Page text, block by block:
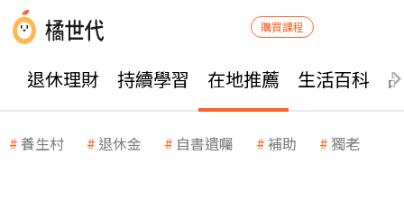
購買課程
退休理財 持續學習 在地推薦 生活百科
養生村 退休金 自書遺囑 補助 獨老